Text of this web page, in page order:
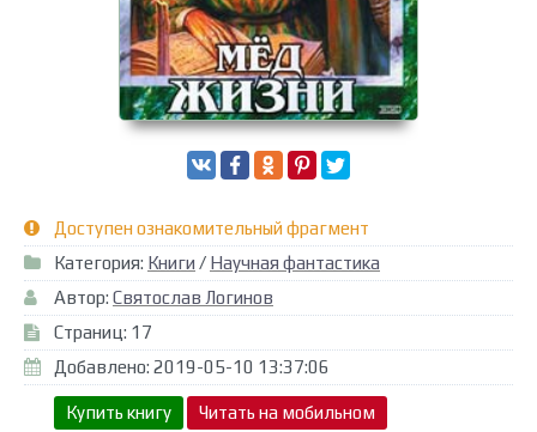
Доступен ознакомительный фрагмент
Категория: Книги / Научная фантастика
Автор: Святослав Логинов
Страниц: 17
Добавлено: 2019-05-10 13:37:06
Купить книгу Читать на мобильном